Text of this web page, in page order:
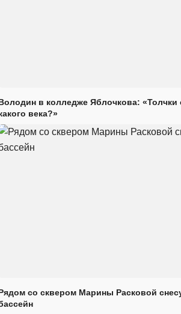
в колледже Яблочкова: «Толчки
века?»
со сквером Марины Расковой